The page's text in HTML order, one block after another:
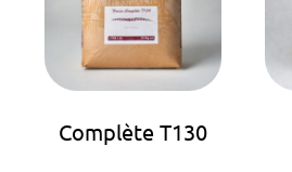
Complète T130